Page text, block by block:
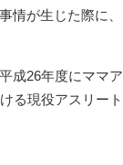
情が生じた際に、
成26年度にママア
る現役アスリート